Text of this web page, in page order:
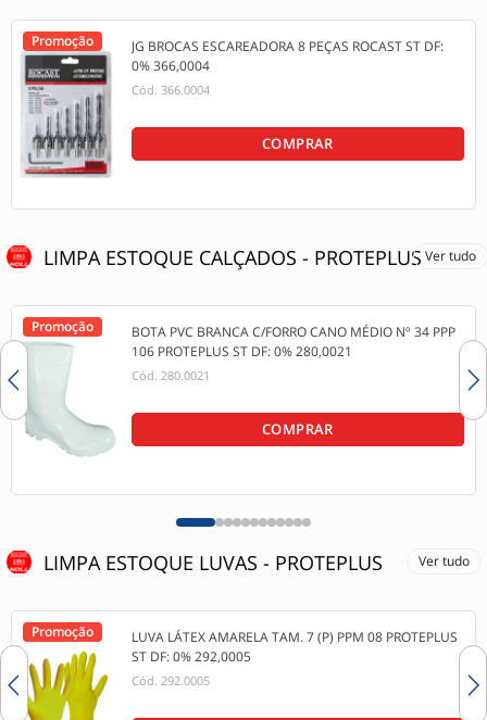
Promoção
JG BROCAS ESCAREADORA 8 PEÇAS ROCAST ST DF:
0% 366,0004
Cód. 366.0004
COMPRAR
LIMPA ESTOQUE CALÇADOS - PROTEPLUS Ver tudo
Promoção
BOTA PVC BRANCA C/FORRO CANO MÉDIO Nº 34 PPP
106 PROTEPLUS ST DF: 0% 280,0021
Cód. 280.0021
COMPRAR
LIMPA ESTOQUE LUVAS - PROTEPLUS Ver tudo
Promoção
LUVA LÁTEX AMARELA TAM. 7 (P) PPM 08 PROTEPLUS
ST DF: 0% 292,0005
Cód. 292.0005